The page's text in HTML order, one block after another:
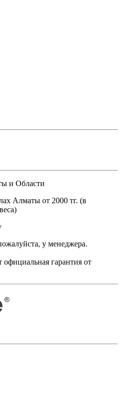
и Области
Алматы от 2000 тг. (в
у менеджера.
гарантия от